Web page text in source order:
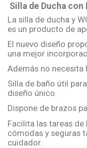
Silla de Ducha
La silla de ducha y
es un producto de
El nuevo diseño
una mejor
Además no necesita
Silla de baño útil
diseño único.
Dispone de brazos
Facilita las tareas de
cómodas y seguras
cuidador.